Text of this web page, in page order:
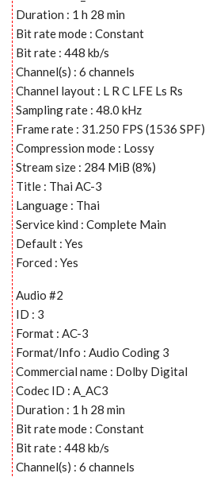
Duration : 1 h 28 min
Bit rate mode : Constant
Bit rate : 448 kb/s
Channel(s) : 6 channels
Channel layout : L R C LFE Ls Rs
Sampling rate : 48.0 kHz
Frame rate : 31.250 FPS (1536 SPF)
Compression mode : Lossy
Stream size : 284 MiB (8%)
Title : Thai AC-3
Language : Thai
Service kind : Complete Main
Default : Yes
Forced : Yes
Audio #2
ID : 3
Format : AC-3
Format/Info : Audio Coding 3
Commercial name : Dolby Digital
Codec ID : A_AC3
Duration : 1 h 28 min
Bit rate mode : Constant
Bit rate : 448 kb/s
Channel(s) : 6 channels